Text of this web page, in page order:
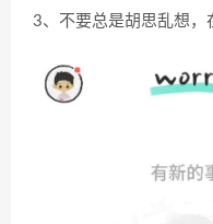
3、不要总是胡思乱想，